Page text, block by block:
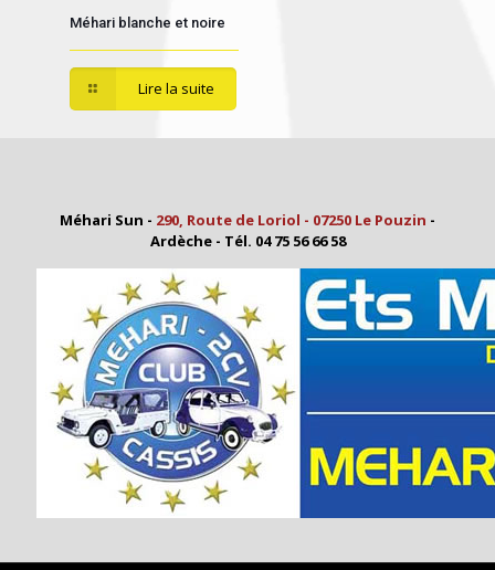
Méhari blanche et noire
Lire la suite
Méhari Sun - 290, Route de Loriol - 07250 Le Pouzin -
Ardèche - Tél. 04 75 56 66 58